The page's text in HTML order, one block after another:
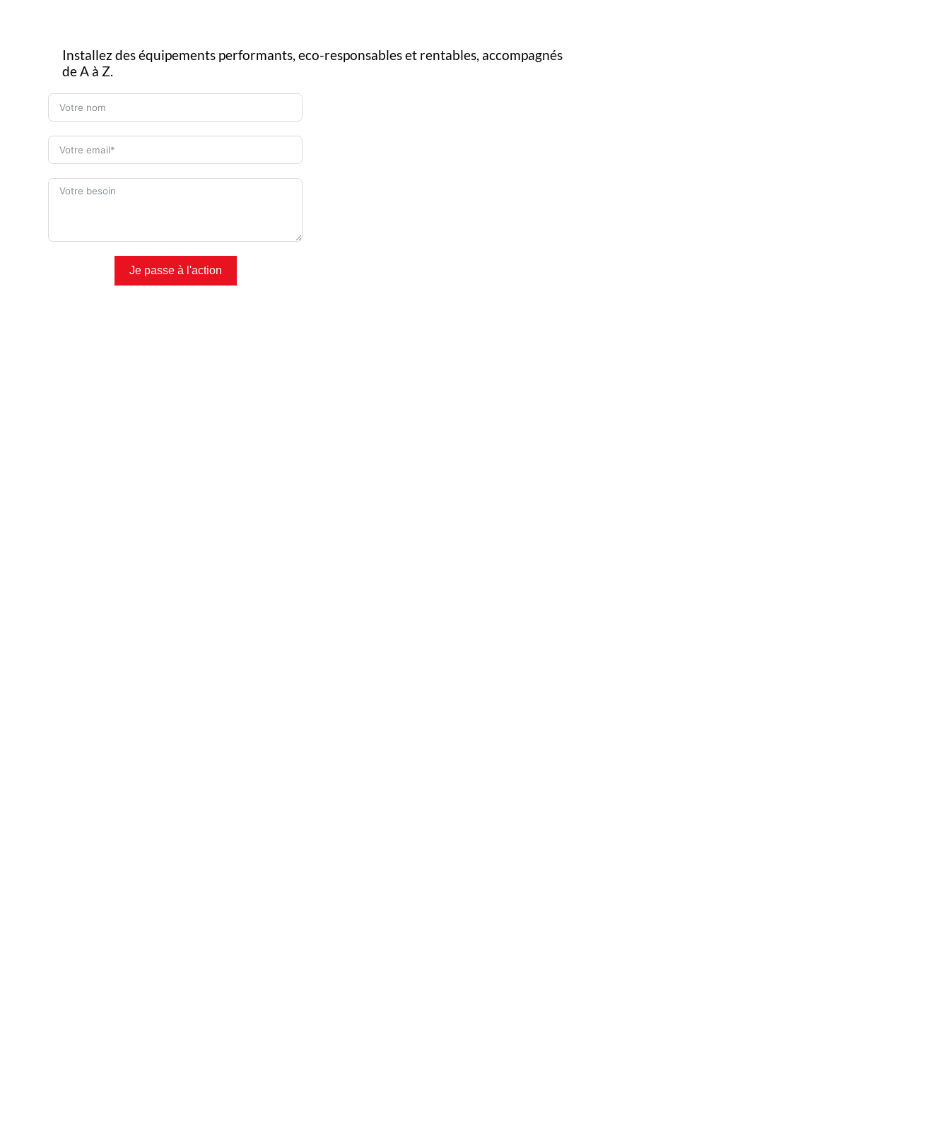
Installez des équipements performants, eco-responsables et rentables, accompagnés
de A à Z.
Je passe à l'action